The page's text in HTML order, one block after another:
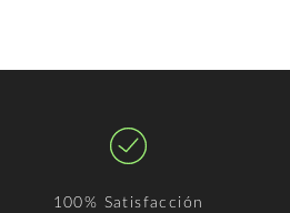
100% Satisfacción